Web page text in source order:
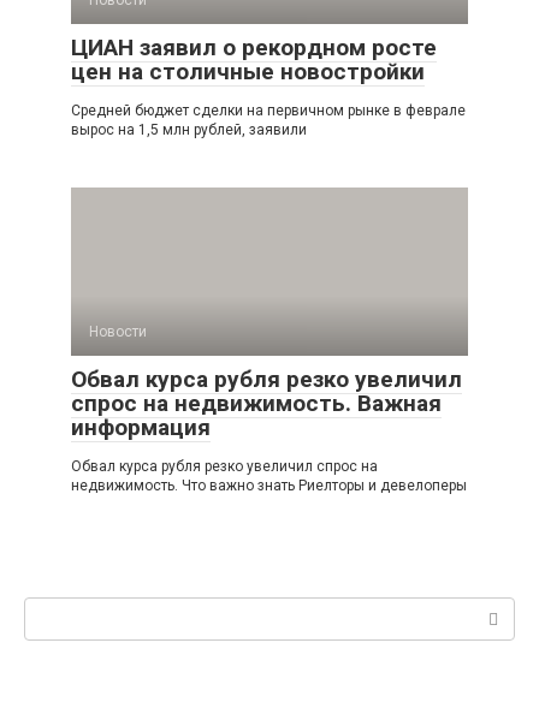
ЦИАН заявил о рекордном росте
цен на столичные новостройки
Средней бюджет сделки на первичном рынке в феврале
вырос на 1,5 млн рублей, заявили
Новости
Обвал курса рубля резко увеличил
спрос на недвижимость. Важная
информация
Обвал курса рубля резко увеличил спрос на
недвижимость. Что важно знать Риелторы и девелоперы